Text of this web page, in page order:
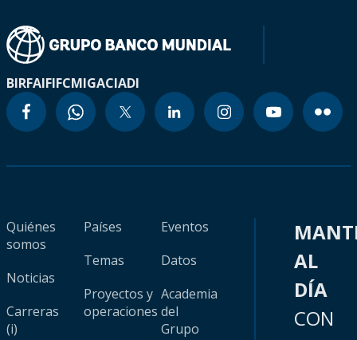
BIRFAIFIFCMIGACIADI
Quiénes
somos
Noticias
Carreras
(i)
Países
Temas
Proyectos y
operaciones
Eventos
Datos
Academia
del
Grupo
AL
DÍA
CON